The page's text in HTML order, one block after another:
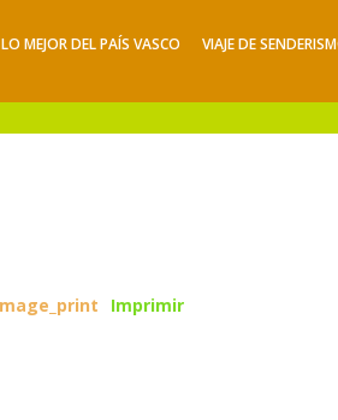
LO MEJOR DEL PAÍS VASCO
VIAJE DE
Imprimir